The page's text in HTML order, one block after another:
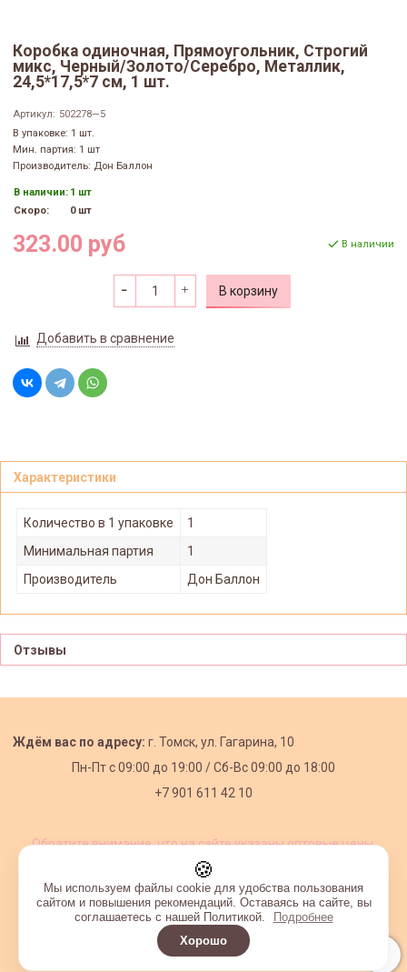
Коробка одиночная, Прямоугольник, Строгий
микс, Черный/Золото/Серебро, Металлик,
24,5*17,5*7 см, 1 шт.
Артикул: 502278—5
В упаковке: 1 шт.
Мин. партия: 1 шт
Производитель: Дон Баллон
В наличии: 1 шт
Скоро:
0 шт
323.00 руб В наличии
В корзину
Добавить в сравнение
Характеристики
Количество в 1 упаковке
1
Минимальная партия
1
Производитель
Дон Баллон
Отзывы
Ждём вас по адресу: г. Томск, ул. Гагарина, 10
Пн-Пт с09:00 до 19:00 /Сб-Вс 09:00 до 18:00
+7 901 611 42 10
Обратите внимание, что на сайте указаны оптовые цены,
Интернет-магазин создан на InSales
🍪
Мы используем файлы cookie для удобства пользования
сайтом и повышения рекомендаций. Оставаясь на сайте, вы
соглашаетесь с нашей Политикой.
Подробнее
Хорошо